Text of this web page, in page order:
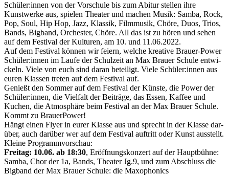
Schüler:innen von der Vorschule bis zum Abitur stel­len ihre
Kunstwerke aus, spie­len Theater und machen Musik: Samba, Rock,
Pop, Soul, Hip Hop, Jazz, Klassik, Filmmusik, Chöre, Duos, Trios,
Bands, Bigband, Orchester, Chöre. All das ist zu hören und sehen
auf dem Festival der Kulturen, am 10. und 11.06.2022.
Auf dem Festival kön­nen wir fei­ern, wel­che krea­ti­ve Brauer-Power
Schüler:innen im Laufe der Schulzeit an Max Brauer Schule ent­wi­
ckeln. Viele von euch sind dar­an betei­ligt. Viele Schüler:innen aus
euren Klassen tre­ten auf dem Festival auf.
Genießt den Sommer auf dem Festival der Künste, die Power der
Schüler:innen, die Vielfalt der Beiträge, das Essen, Kaffee und
Kuchen, die Atmosphäre beim Festival an der Max Brauer Schule.
Kommt zu BrauerPower!
Hängt einen Flyer in eurer Klasse aus und sprecht in der Klasse dar­
über, auch dar­über wer auf dem Festival auf­tritt oder Kunst ausstellt.
Kleine Programmvorschau:
Freitag: 10.06. ab 18:30, Eröffnungskonzert auf der Hauptbühne:
Samba, Chor der 1a, Bands, Theater Jg.9, und zum Abschluss die
Bigband der Max Brauer Schule: die Maxophonics